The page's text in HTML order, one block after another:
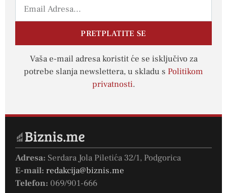
PRETPLATITE SE
Vaša e-mail adresa koristit će se isključivo za
potrebe slanja newslettera, u skladu s Politikom
privatnosti.
Adresa: Serdara Jola Piletića 32/1, Podgorica
E-mail: redakcija@biznis.me
Telefon: 069/901-666